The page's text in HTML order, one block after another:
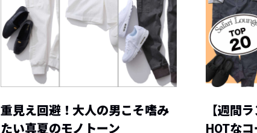
重見え回避！大人の男こそ嗜み
たい真夏のモノトーン
【週間
HOTな